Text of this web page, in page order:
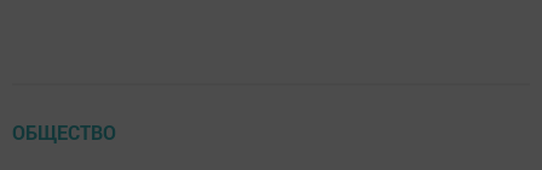
ОБЩЕСТВО